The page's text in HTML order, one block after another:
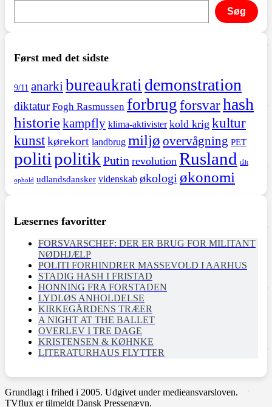
Søg
Først med det sidste
9/11 anarki bureaukrati demonstration
diktatur Fogh Rasmussen forbrugforsvarhash
historiekampfly klima-aktivister kold krig kultur
kunstkørekort landbrug miljø overvågning PET
politipolitik Putin revolution Rusland tålt
ophold udlandsdansker videnskab økologi økonomi
Læsernes favoritter
FORSVARSCHEF: DER ER BRUG FOR MILITANT
NØDHJÆLP
POLITI FORHINDRER MASSEVOLD I AARHUS
STADIG HASH I FRISTAD
HONNING FRA FORSTADEN
LYDLØS ANHOLDELSE
KIRKEGÅRDENS TRÆER
A NIGHT AT THE BALLET
OVERLEV I TRE DAGE
KRISTENSEN & KØHNKE
LITERATURHAUS FLYTTER
Grundlagt i frihed i 2005. Udgivet under medieansvarsloven.
TVflux er tilmeldt Dansk Pressenævn.